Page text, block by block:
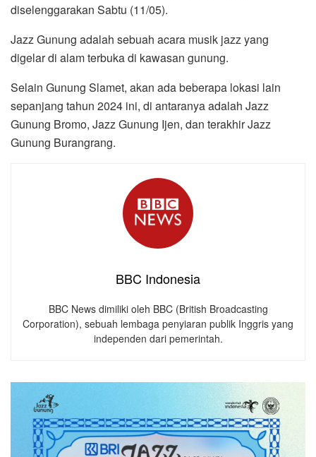
diselenggarakan Sabtu (11/05).
Jazz Gunung adalah sebuah acara musik jazz yang
digelar di alam terbuka di kawasan gunung.
Selain Gunung Slamet, akan ada beberapa lokasi lain
sepanjang tahun 2024 ini, di antaranya adalah Jazz
Gunung Bromo, Jazz Gunung Ijen, dan terakhir Jazz
Gunung Burangrang.
BBC Indonesia
BBC News dimiliki oleh BBC (British Broadcasting
Corporation), sebuah lembaga penyiaran publik Inggris yang
independen dari pemerintah.